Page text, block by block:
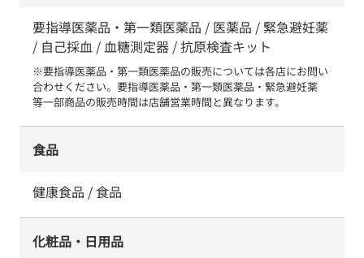
要指導医薬品・第一類医薬品 / 医薬品 / 緊急避妊薬
/ 自己採血 / 血糖測定器 / 抗原検査キット
※要指導医薬品・第一類医薬品の販売については各店にお問い
合わせください。要指導医薬品・第一類医薬品・緊急避妊薬
等一部商品の販売時間は店舗営業時間と異なります。
食品
健康食品 / 食品
化粧品・日用品